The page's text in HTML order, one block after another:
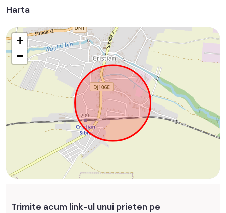
Harta
+
−
Trimite acum link-ul unui prieten pe